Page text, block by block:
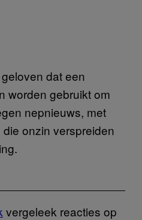
dat een
worden gebruikt om
nepnieuws, met
onzin verspreiden
vergeleek reacties op